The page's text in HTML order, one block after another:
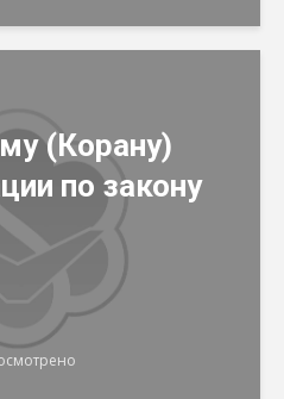
(Корану)
по закону